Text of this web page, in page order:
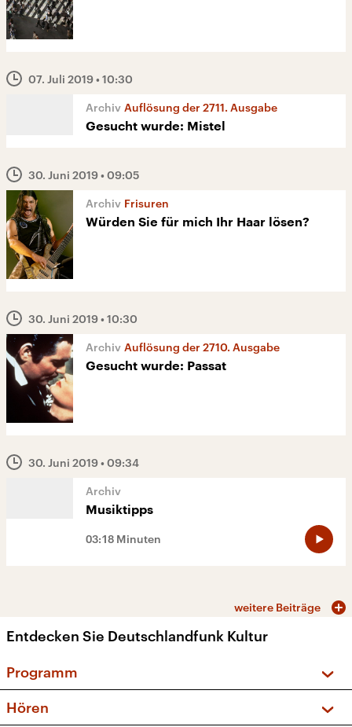
07. Juli 2019• 10:30
Auflösung der 2711. Ausgabe
Gesucht wurde: Mistel
30. Juni 2019• 09:05
Frisuren
Würden Sie für mich Ihr Haar lösen?
30. Juni 2019• 10:30
Auflösung der 2710. Ausgabe
Gesucht wurde: Passat
30. Juni 2019• 09:34
Musiktipps
03:18 Minuten
weitere Beiträge
Entdecken Sie Deutschlandfunk Kultur
Programm
Hören